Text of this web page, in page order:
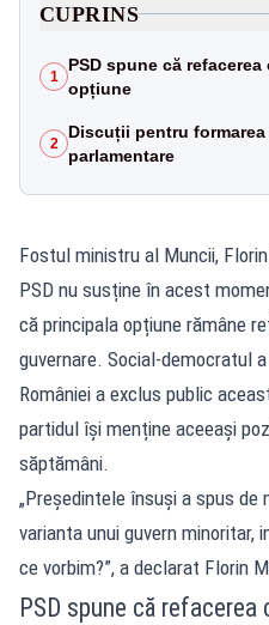
CUPRINS
1
PSD spune că
opțiune
2
Discuții pentru
parlamentare
Fostul ministru al Muncii,
PSD nu susține în acest
că principala opțiune rămâne
guvernare. Social-democratul
României a exclus public
partidul își menține aceeași
săptămâni.
„Președintele însuși a spus
varianta unui guvern minoritar,
ce vorbim?”, a declarat Florin
PSD spune că